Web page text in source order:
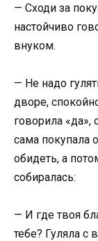
— Сходи за
настойчиво
внуком.
— Не надо
дворе,
говорила
сама покупала
обидеть, а
собиралась:
— И где твоя
тебе? Гуляла с